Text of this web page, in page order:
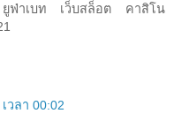
ยูฟ่าเบท เว็บสล็อต คาสิโน
วลา 00:02